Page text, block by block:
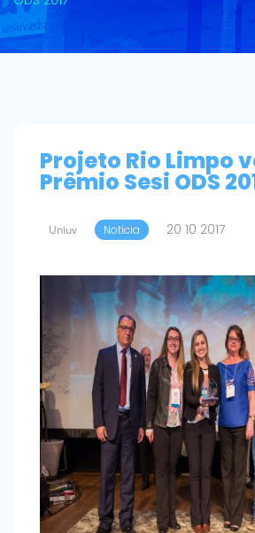
Projeto Rio Limpo
Prêmio Sesi ODS
Uniuv Notícia 20 10 2017